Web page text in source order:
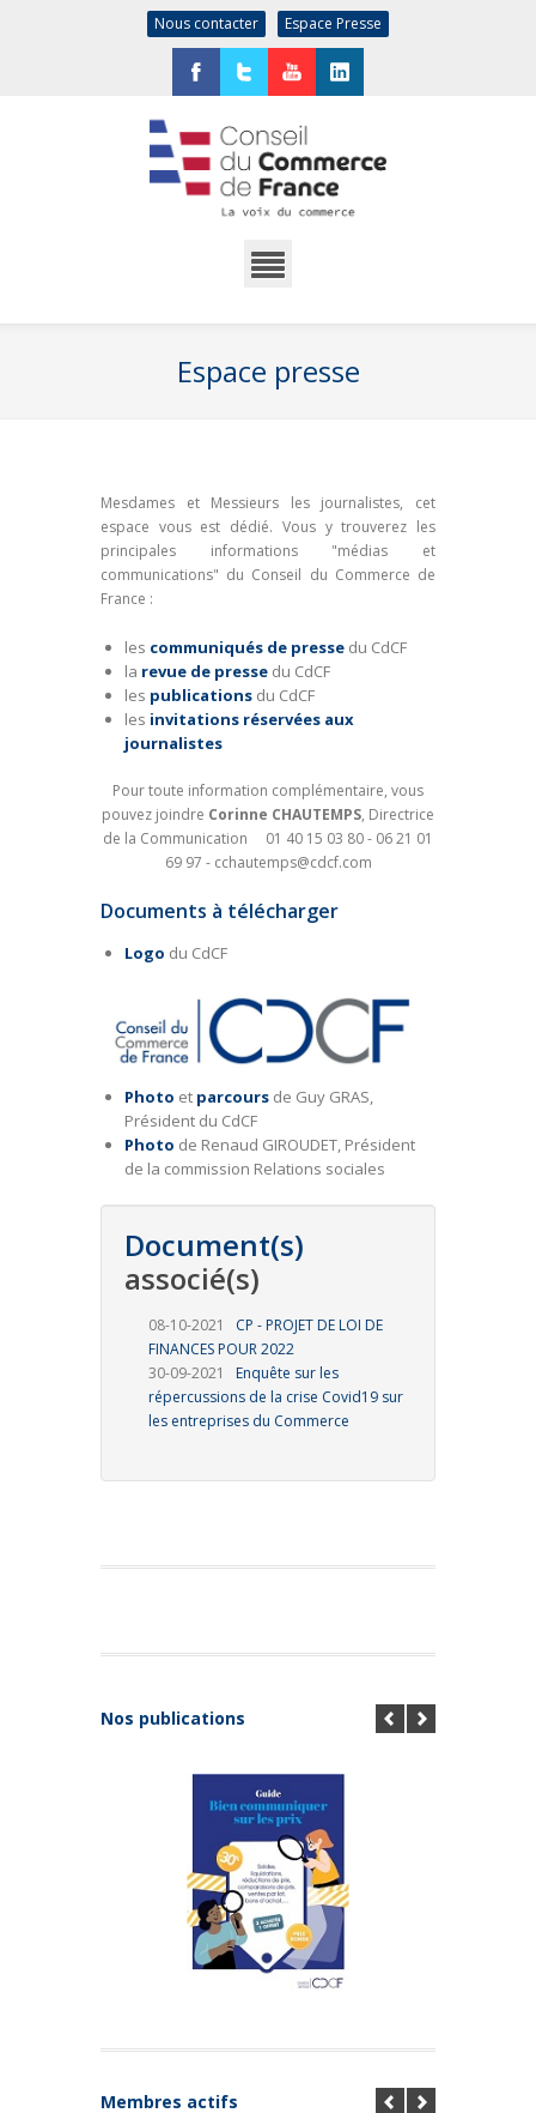
Nous contacter Espace Presse
Espace presse
Mesdames et Messieurs les journalistes, cet
espace vous est dédié. Vous y trouverez les
principales informations "médias et
communications" du Conseil du Commerce de
France :
les communiqués de presse du CdCF
la revue de presse du CdCF
les publications du CdCF
les invitations réservées aux
journalistes
Pour toute information complémentaire, vous
pouvez joindre Corinne CHAUTEMPS, Directrice
de la Communication 01 40 15 03 80 - 06 21 01
69 97 - cchautemps@cdcf.com
Documents à télécharger
Logo du CdCF
Photo et parcours de Guy GRAS,
Président du CdCF
Photo de Renaud GIROUDET, Président
de la commission Relations sociales
Document(s)
associé(s)
08-10-2021 CP - PROJET DE LOI DE
FINANCES POUR 2022
30-09-2021 Enquête sur les
répercussions de la crise Covid19 sur
les entreprises du Commerce
Nos publications
Membres actifs